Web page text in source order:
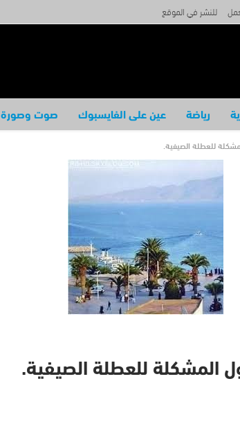
للنشر في الموقع
رياضة عين على الفايسبوك صوت وصورة
للعطلة الصيفية.
المشكلة للعطلة الصيفية.